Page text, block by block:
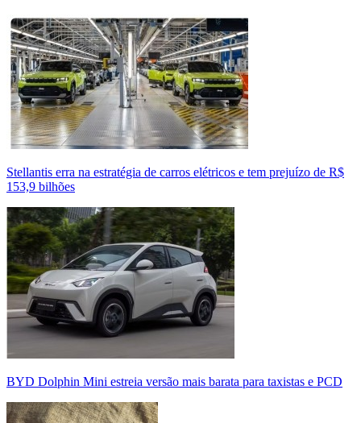
Stellantis erra na estratégia de carros elétricos e tem prejuízo de R$
153,9 bilhões
BYD Dolphin Mini estreia versão mais barata para taxistas e PCD